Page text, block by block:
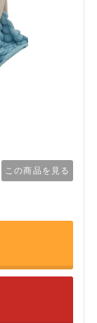
この商品を見る